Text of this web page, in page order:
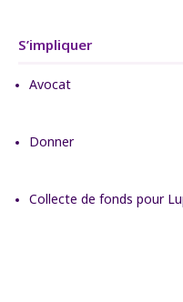
S’impliquer
Avocat
Donner
Collecte de fonds pour